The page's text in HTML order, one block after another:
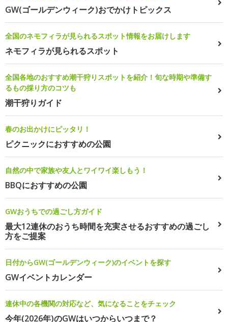
GW(ゴールデンウィーク)おでかけトピックス
全国のネモフィラが見られるスポット情報をお届けします
ネモフィラが見られるスポット
全国各地のおすすめ潮干狩りスポットを紹介！旬な時期や準備す
るもの採り方のコツも
潮干狩りガイド
春のお出かけにピッタリ！
ピクニックにおすすめの公園
自然の中で家族や友人とワイワイ楽しもう！
BBQにおすすめの公園
GWおうちでの過ごし方ガイド
最大12連休のおうち時間を充実させるおすすめの過ごし
方をご提案
日付からGW(ゴールデンウィーク)のイベントを探す
GWイベントカレンダー
連休中の各機関の対応など、気になることをチェック
今年(2026年)のGWはいつからいつまで？